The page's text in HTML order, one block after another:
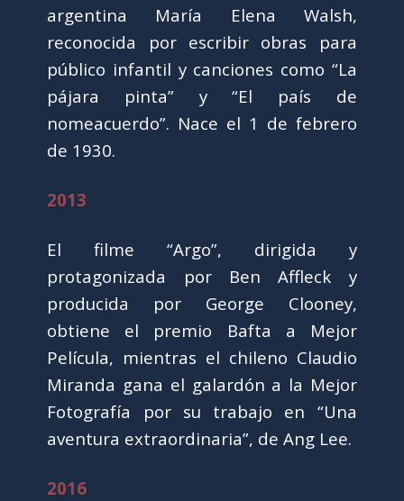
argentina María Elena Walsh,
reconocida por escribir obras para
público infantil y canciones como “La
pájara pinta” y “El país de
nomeacuerdo”. Nace el 1 de febrero
de 1930.
2013
El filme “Argo”, dirigida y
protagonizada por Ben Affleck y
producida por George Clooney,
obtiene el premio Bafta a Mejor
Película, mientras el chileno Claudio
Miranda gana el galardón a la Mejor
Fotografía por su trabajo en “Una
aventura extraordinaria”, de Ang Lee.
2016